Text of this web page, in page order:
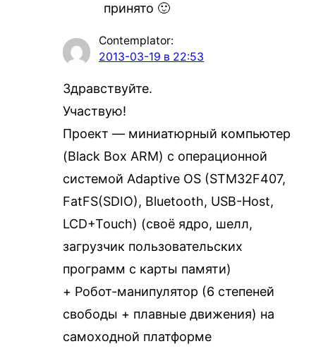
принято 🙂
Contemplator:
2013-03-19 в 22:53
Здравствуйте.
Участвую!
Проект — миниатюрный компьютер
(Black Box ARM) с операционной
системой Adaptive OS (STM32F407,
FatFS(SDIO), Bluetooth, USB-Host,
LCD+Touch) (своё ядро, шелл,
загрузчик пользовательских
программ с карты памяти)
+ Робот-манипулятор (6 степеней
свободы + плавные движения) на
самоходной платформе